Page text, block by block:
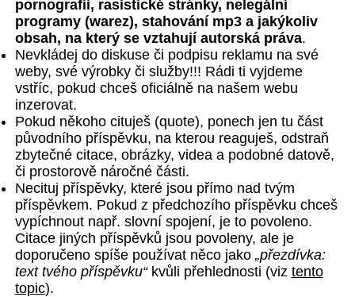
pornografii, rasistické stránky, nelegální
programy (warez), stahování mp3 a jakýkoliv
obsah, na který se vztahují autorská práva.
Nevkládej do diskuse či podpisu reklamu na své
weby, své výrobky či služby!!! Rádi ti vyjdeme
vstříc, pokud chceš oficiálně na našem webu
inzerovat.
Pokud někoho cituješ (quote), ponech jen tu část
původního příspěvku, na kterou reaguješ, odstraň
zbytečné citace, obrázky, videa a podobné datově,
či prostorově náročné části.
Necituj příspěvky, které jsou přímo nad tvým
příspěvkem. Pokud z předchozího příspěvku chceš
vypíchnout např. slovní spojení, je to povoleno.
Citace jiných příspěvků jsou povoleny, ale je
doporučeno spíše používat něco jako „přezdívka:
text tvého příspěvku“kvůli přehlednosti (viz tento
topic).